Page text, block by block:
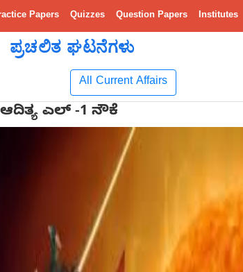
Papers Quizzes Question Papers Institutes
ಪ್ರಚಲಿತ ಘಟನೆಗಳು
All Current Affairs
ಎಲ್ -1 ನೌಕೆ